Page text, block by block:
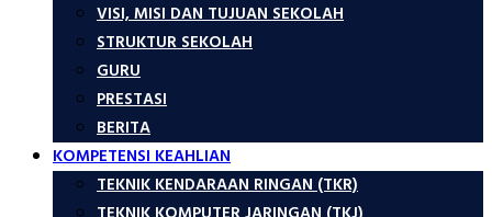
VISI, MISI DAN TUJUAN SEKOLAH
STRUKTUR SEKOLAH
GURU
PRESTASI
BERITA
KOMPETENSI KEAHLIAN
TEKNIK KENDARAAN RINGAN (TKR)